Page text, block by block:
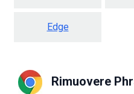
Edge
Rimuovere